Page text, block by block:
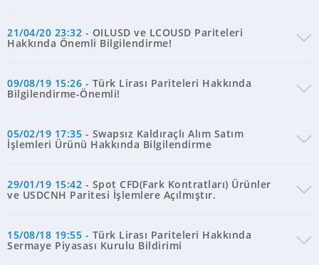
21/04/20 23:32 - OILUSD ve LCOUSD Pariteleri
Hakkında Önemli Bilgilendirme!
09/08/19 15:26 - Türk Lirası Pariteleri Hakkında
Bilgilendirme-Önemli!
05/02/19 17:35 - Swapsız Kaldıraçlı Alım Satım
İşlemleri Ürünü Hakkında Bilgilendirme
29/01/19 15:42 - Spot CFD(Fark Kontratları) Ürünler
ve USDCNH Paritesi İşlemlere Açılmıştır.
15/08/18 19:55 - Türk Lirası Pariteleri Hakkında
Sermaye Piyasası Kurulu Bildirimi